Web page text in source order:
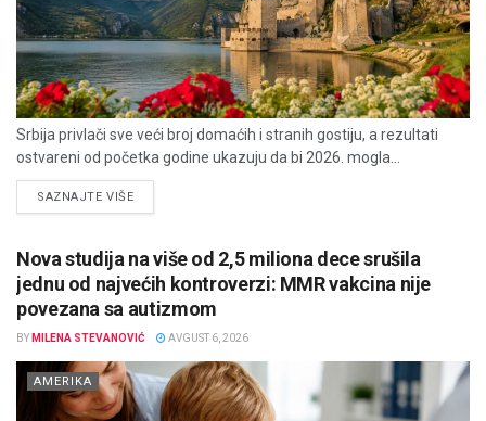
Srbija privlači sve veći broj domaćih i stranih gostiju, a rezultati
ostvareni od početka godine ukazuju da bi 2026. mogla...
SAZNAJTE VIŠEDETAILS
Nova studija na više od 2,5 miliona dece srušila
jednu od najvećih kontroverzi: MMR vakcina nije
povezana sa autizmom
BY MILENA STEVANOVIĆ AVGUST 6, 2026
AMERIKA